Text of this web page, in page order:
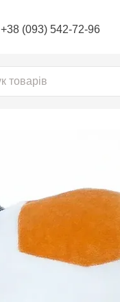
+38 (093) 542-72-96